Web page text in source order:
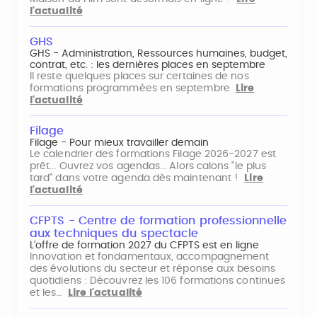
l'actualité
GHS
GHS - Administration, Ressources humaines, budget,
contrat, etc. : les dernières places en septembre
Il reste quelques places sur certaines de nos
formations programmées en septembre
Lire
l'actualité
Filage
Filage - Pour mieux travailler demain
Le calendrier des formations Filage 2026-2027 est
prêt... Ouvrez vos agendas... Alors calons "le plus
tard" dans votre agenda dès maintenant !
Lire
l'actualité
CFPTS - Centre de formation professionnelle
aux techniques du spectacle
L’offre de formation 2027 du CFPTS est en ligne
Innovation et fondamentaux, accompagnement
des évolutions du secteur et réponse aux besoins
quotidiens : Découvrez les 106 formations continues
et les…
Lire l'actualité